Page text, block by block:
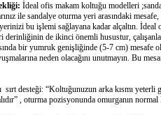
İdeal ofis makam koltuğu modelleri
ile sandalye oturma yeri arasındaki
bu işlemi sağlayana kadar alçaltın.
de ikinci önemli husustur,
bir yumruk genişliğinde (5-7 cm) mesafe
neden olacağını unutmayın. Bu
sırt desteği: “Koltuğunuzun arka kısmı
, oturma pozisyonunda omurganın